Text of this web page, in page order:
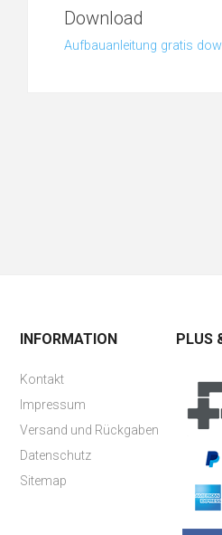
Download
Aufbauanleitung gratis
INFORMATION
Kontakt
Impressum
Versand und Rückgaben
Datenschutz
Sitemap
PLUS